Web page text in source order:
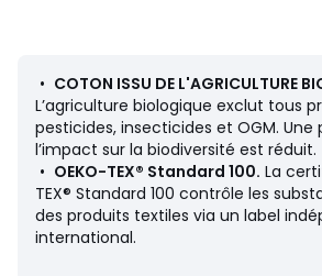
de lit est le nombre de fils par cm².
sont rendues possibles grâce au
fils présent. En effet, un nombre de fils
rendre le linge de lit particulièrement
Entretien
Suivez nos conseils d'entretien pour
votre linge
• COTON ISSU DE L'AGRICULTURE
L’agriculture biologique exclut tous
pesticides, insecticides et OGM.
l’impact sur la biodiversité est réduit.
• OEKO-TEX® Standard 100. La
TEX® Standard 100 contrôle les
des produits textiles via un label
international.